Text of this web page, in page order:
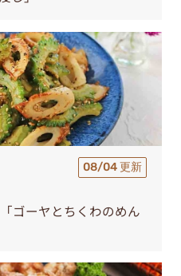
08/04 更新
ゴーヤとちくわのめん